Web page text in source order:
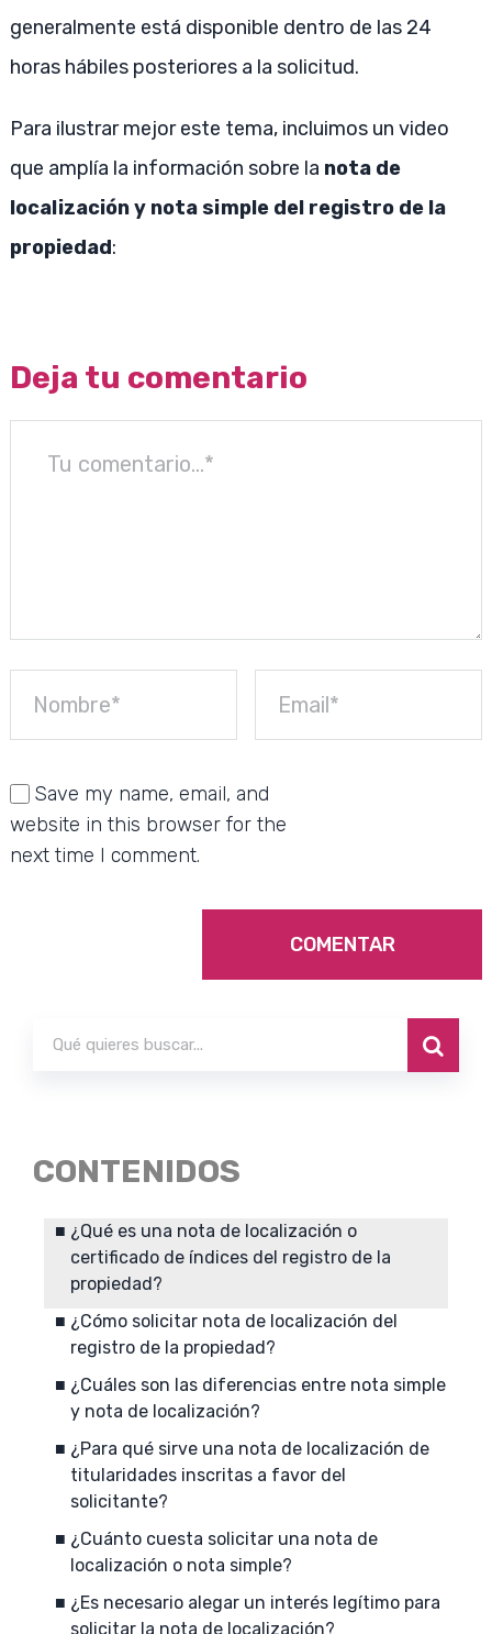
generalmente está disponible dentro de las 24
horas hábiles posteriores a la solicitud.
Para ilustrar mejor este tema, incluimos un video
que amplía la información sobre la nota de
localización y nota simple del registro de la
propiedad:
Deja tu comentario
Save my name, email, and
website in this browser for the
next time I comment.
CONTENIDOS
¿Qué es una nota de localización o
certificado de índices del registro de la
propiedad?
¿Cómo solicitar nota de localización del
registro de la propiedad?
¿Cuáles son las diferencias entre nota simple
y nota de localización?
¿Para qué sirve una nota de localización de
titularidades inscritas a favor del
solicitante?
¿Cuánto cuesta solicitar una nota de
localización o nota simple?
¿Es necesario alegar un interés legítimo para
solicitar la nota de localización?